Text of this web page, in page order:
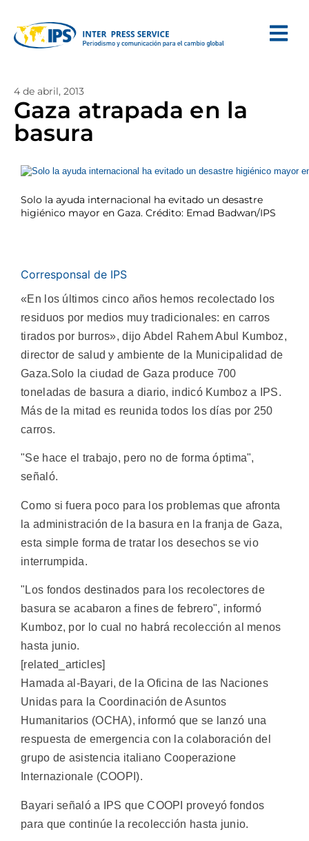
4 de abril, 2013
Gaza atrapada en la
basura
Solo la ayuda internacional ha evitado un desastre
higiénico mayor en Gaza. Crédito: Emad Badwan/IPS
Corresponsal de IPS
«En los últimos cinco años hemos recolectado los
residuos por medios muy tradicionales: en carros
tirados por burros», dijo Abdel Rahem Abul Kumboz,
director de salud y ambiente de la Municipalidad de
Gaza.Solo la ciudad de Gaza produce 700
toneladas de basura a diario, indicó Kumboz a IPS.
Más de la mitad es reunida todos los días por 250
carros.
"Se hace el trabajo, pero no de forma óptima",
señaló.
Como si fuera poco para los problemas que afronta
la administración de la basura en la franja de Gaza,
esta simple forma de tratar los desechos se vio
interrumpida.
"Los fondos destinados para los recolectores de
basura se acabaron a fines de febrero", informó
Kumboz, por lo cual no habrá recolección al menos
hasta junio.
[related_articles]
Hamada al-Bayari, de la Oficina de las Naciones
Unidas para la Coordinación de Asuntos
Humanitarios (OCHA), informó que se lanzó una
respuesta de emergencia con la colaboración del
grupo de asistencia italiano Cooperazione
Internazionale (COOPI).
Bayari señaló a IPS que COOPI proveyó fondos
para que continúe la recolección hasta junio.